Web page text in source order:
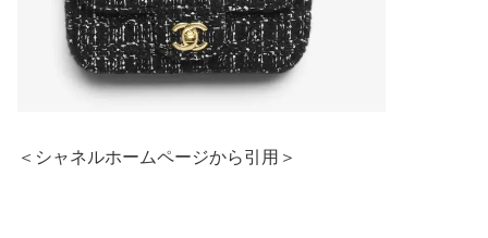
＜シャネルホームページから引用＞